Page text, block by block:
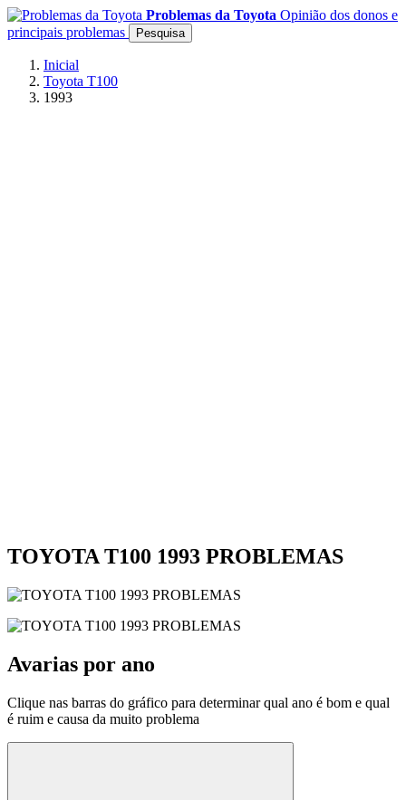
Problemas da Toyota Opinião dos donos e
principais problemas
Pesquisa
Inicial
Toyota T100
1993
TOYOTA T100 1993 PROBLEMAS
Avarias por ano
Clique nas barras do gráfico para determinar qual ano é bom e qual
é ruim e causa da muito problema